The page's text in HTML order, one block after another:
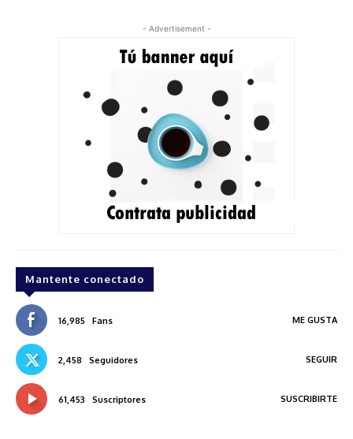
- Advertisement -
Mantente conectado
16,985 Fans ME GUSTA
2,458 Seguidores SEGUIR
61,453 Suscriptores SUSCRIBIRTE